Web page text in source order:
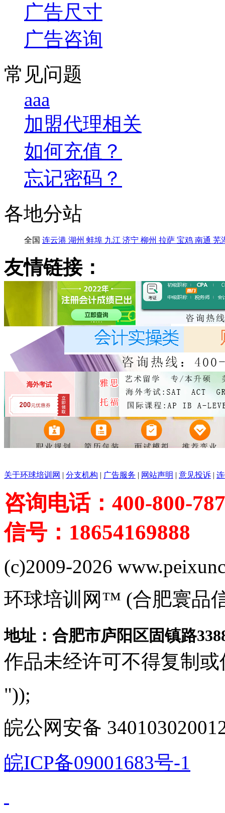
广告尺寸
广告咨询
常见问题
aaa
加盟代理相关
如何充值？
忘记密码？
各地分站
全国 连云港 湖州 蚌埠 九江 济宁 柳州 拉萨 宝鸡 南通 芜
友情链接：
关于环球培训网 | 分支机构 | 广告服务 | 网站声明 | 意见投诉 |
咨询电话：400-800-
信号：18654169888
(c)2009-2026
环球培训网™ (合肥寰品
地址：合肥市庐阳区固镇路
作品未经许可不得复制或
"));
皖公网安备
皖ICP备09001683号-1